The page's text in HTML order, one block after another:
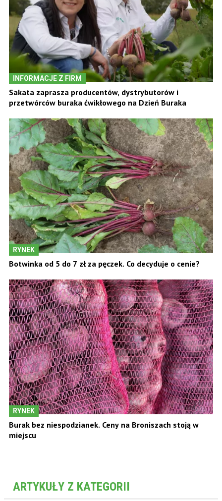
INFORMACJE Z FIRM
Sakata zaprasza producentów, dystrybutorów i
przetwórców buraka ćwikłowego na Dzień Buraka
RYNEK
Botwinka od 5 do 7 zł za pęczek. Co decyduje o cenie?
RYNEK
Burak bez niespodzianek. Ceny na Broniszach stoją w
miejscu
ARTYKUŁY Z KATEGORII